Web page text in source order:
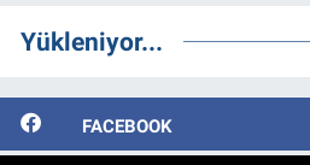
Yükleniyor...
FACEBOOK